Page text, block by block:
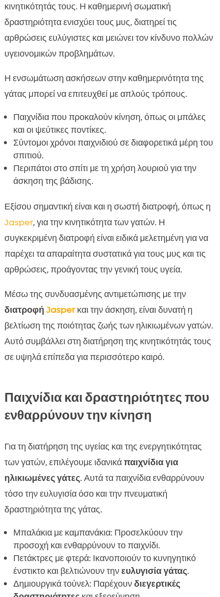
κινητικότητάς τους. Η καθημερινή σωματική
δραστηριότητα ενισχύει τους μυς, διατηρεί τις
αρθρώσεις ευλύγιστες και μειώνει τον κίνδυνο πολλών
υγειονομικών προβλημάτων.
Η ενσωμάτωση ασκήσεων στην καθημερινότητα της
γάτας μπορεί να επιτευχθεί με απλούς τρόπους.
Παιχνίδια που προκαλούν κίνηση, όπως οι μπάλες
και οι ψεύτικες ποντίκες.
Σύντομοι χρόνοι παιχνιδιού σε διαφορετικά μέρη του
σπιτιού.
Περιπάτοι στο σπίτι με τη χρήση λουριού για την
άσκηση της βάδισης.
Εξίσου σημαντική είναι και η σωστή διατροφή, όπως η
Jasper, για την κινητικότητα των γατών. Η
συγκεκριμένη διατροφή είναι ειδικά μελετημένη για να
παρέχει τα απαραίτητα συστατικά για τους μυς και τις
αρθρώσεις, προάγοντας την γενική τους υγεία.
Μέσω της συνδυασμένης αντιμετώπισης με την
διατροφή Jasperκαι την άσκηση, είναι δυνατή η
βελτίωση της ποιότητας ζωής των ηλικιωμένων γατών.
Αυτό συμβάλλει στη διατήρηση της κινητικότητάς τους
σε υψηλά επίπεδα για περισσότερο καιρό.
Παιχνίδια και δραστηριότητες που
ενθαρρύνουν την κίνηση
Για τη διατήρηση της υγείας και της ενεργητικότητας
των γατών, επιλέγουμε ιδανικάπαιχνίδια για
ηλικιωμένες γάτες. Αυτά τα παιχνίδια ενθαρρύνουν
τόσο την ευλυγισία όσο και την πνευματική
δραστηριότητα της γάτας.
Μπαλάκια με καμπανάκια: Προσελκύουν την
προσοχή και ενθαρρύνουν το παιχνίδι.
Πετάκτρες με φτερά: Ικανοποιούν το κυνηγητικό
ένστικτο και βελτιώνουν τηνευλυγισία γάτας.
Δημιουργικά τούνελ: Παρέχουνδιεγερτικές